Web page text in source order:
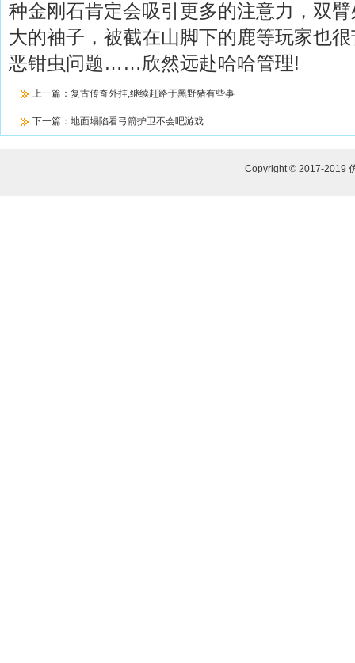
种金刚石肯定会吸引更多的注意力，双
大的袖子，被截在山脚下的鹿等玩家也
恶钳虫问题……欣然远赴哈哈管理!
上一篇： 复古传奇外挂,继续赶路于黑野猪有些事
下一篇： 地面塌陷看弓箭护卫不会吧游戏
Copyright © 2017-2019